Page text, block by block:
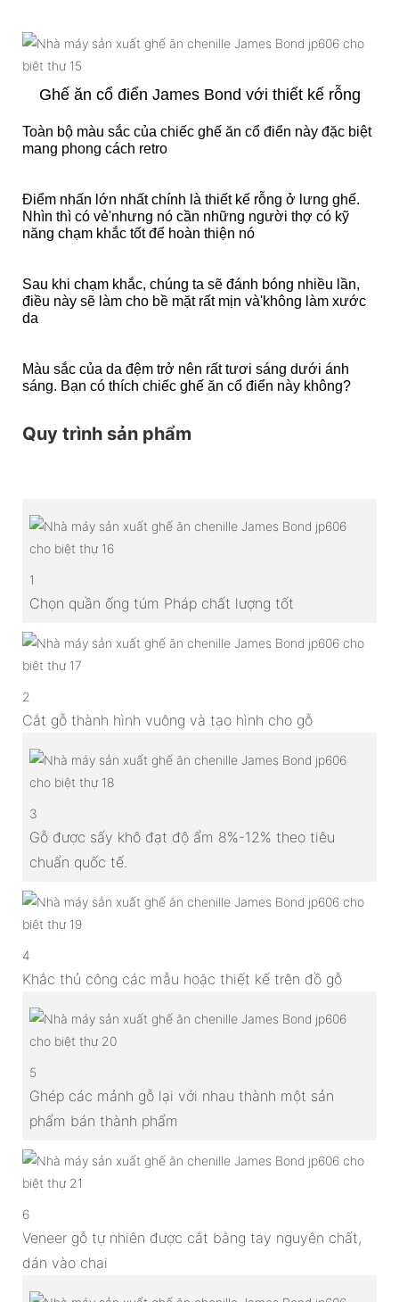
Ghế ăn cổ điển James Bond với thiết kế rỗng
Toàn bộ màu sắc của chiếc ghế ăn cổ điển này đặc biệt
mang phong cách retro
Điểm nhấn lớn nhất chính là thiết kế rỗng ở lưng ghế.
Nhìn thì có vẻ'nhưng nó cần những người thợ có kỹ
năng chạm khắc tốt để hoàn thiện nó
Sau khi chạm khắc, chúng ta sẽ đánh bóng nhiều lần,
điều này sẽ làm cho bề mặt rất mịn và'không làm xước
da
Màu sắc của da đệm trở nên rất tươi sáng dưới ánh
sáng. Bạn có thích chiếc ghế ăn cổ điển này không?
Quy trình sản phẩm
1
Chọn quần ống túm Pháp chất lượng tốt
2
Cắt gỗ thành hình vuông và tạo hình cho gỗ
3
Gỗ được sấy khô đạt độ ẩm 8%-12% theo tiêu
chuẩn quốc tế.
4
Khắc thủ công các mẫu hoặc thiết kế trên đồ gỗ
5
Ghép các mảnh gỗ lại với nhau thành một sản
phẩm bán thành phẩm
6
Veneer gỗ tự nhiên được cắt bằng tay nguyên chất,
dán vào chai